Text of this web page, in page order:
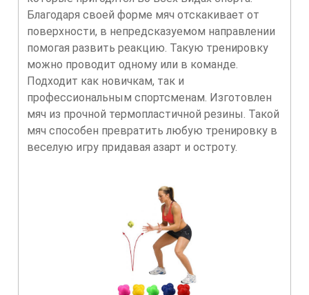
Благодаря своей форме мяч отскакивает от
поверхности, в непредсказуемом направлении
помогая развить реакцию. Такую тренировку
можно проводит одному или в команде.
Подходит как новичкам, так и
профессиональным спортсменам. Изготовлен
мяч из прочной термопластичной резины. Такой
мяч способен превратить любую тренировку в
веселую игру придавая азарт и остроту.